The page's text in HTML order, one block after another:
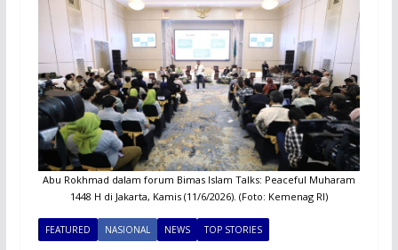
Abu Rokhmad dalam forum Bimas Islam Talks: Peaceful Muharam
1448 H di Jakarta, Kamis (11/6/2026). (Foto: Kemenag RI)
FEATURED NASIONAL NEWS TOP STORIES